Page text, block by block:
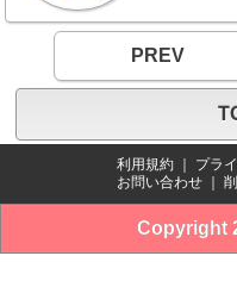
PREV
利用規約 プラ
お問い合わせ
Copyright